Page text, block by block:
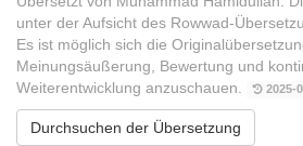
unter der Aufsicht des Rowwad-
Es ist möglich sich die
Meinungsäußerung, Bewertung und
Weiterentwicklung anzuschauen.
2025-
Durchsuchen der Übersetzung